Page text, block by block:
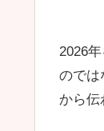
2026
のでは
から伝